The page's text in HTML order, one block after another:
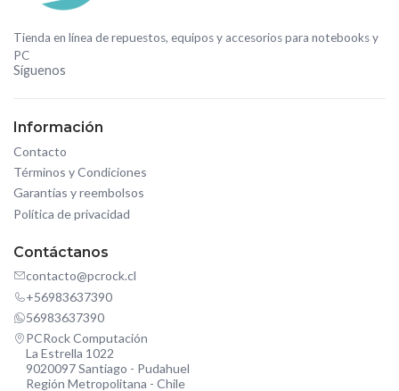
Tienda en línea de repuestos, equipos y accesorios para notebooks y
PC
Síguenos
Información
Contacto
Términos y Condiciones
Garantías y reembolsos
Política de privacidad
Contáctanos
contacto@pcrock.cl
+56983637390
56983637390
PCRock Computación
La Estrella 1022
9020097 Santiago - Pudahuel
Región Metropolitana - Chile